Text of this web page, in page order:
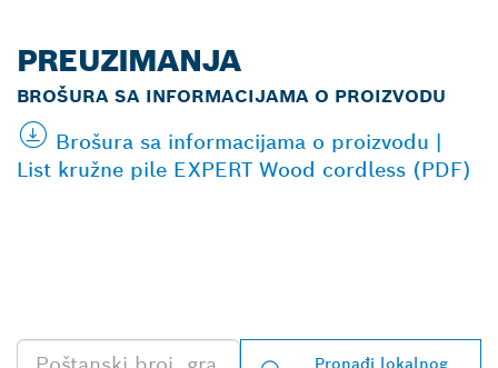
PREUZIMANJA
BROŠURA SA INFORMACIJAMA O PROIZVODU
Brošura sa informacijama o proizvodu |
List kružne pile EXPERT Wood cordless (PDF)
Pronađi lokalnog